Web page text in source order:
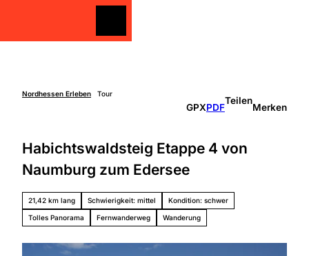
Entdecken
&
Genießen
Aktiv sein
Schlechtw
etter
s mit
Unterkünfte
die
Region
Überbli
Grimm
Nordhessen Erleben Tour
GPXPDF
Teilen
Merken
Habichtswaldsteig Etappe 4 von
Naumburg zum Edersee
21,42 km lang Schwierigkeit: mittel Kondition: schwer
Tolles Panorama Fernwanderweg Wanderung